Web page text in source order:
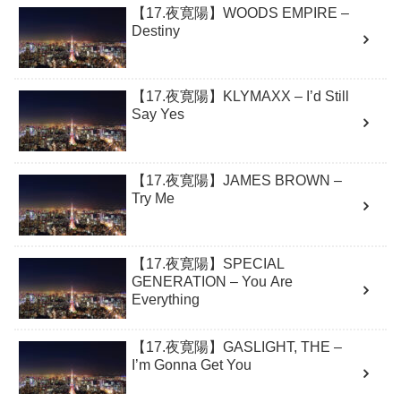
【17.夜寛陽】WOODS EMPIRE –
Destiny
【17.夜寛陽】KLYMAXX – I’d Still
Say Yes
【17.夜寛陽】JAMES BROWN –
Try Me
【17.夜寛陽】SPECIAL
GENERATION – You Are
Everything
【17.夜寛陽】GASLIGHT, THE –
I’m Gonna Get You